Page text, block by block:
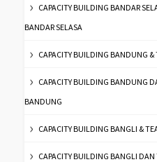
CAPACITY BUILDING BANDAR
BANDAR SELASA
CAPACITY BUILDING BANDUNG
CAPACITY BUILDING BANDUNG
BANDUNG
CAPACITY BUILDING BANGLI &
CAPACITY BUILDING BANGLI